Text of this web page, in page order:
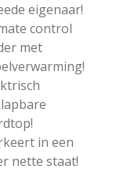
eigenaar!
control
met
in een
nette staat!